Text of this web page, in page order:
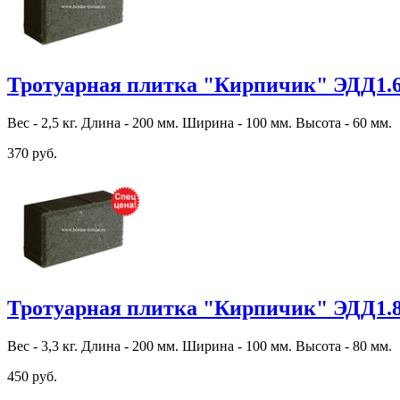
Тротуарная плитка "Кирпичик"
Вес - 2,5 кг. Длина - 200 мм. Ширина - 100 мм. Высота - 60 мм.
370 руб.
Тротуарная плитка "Кирпичик"
Вес - 3,3 кг. Длина - 200 мм. Ширина - 100 мм. Высота - 80 мм.
450 руб.